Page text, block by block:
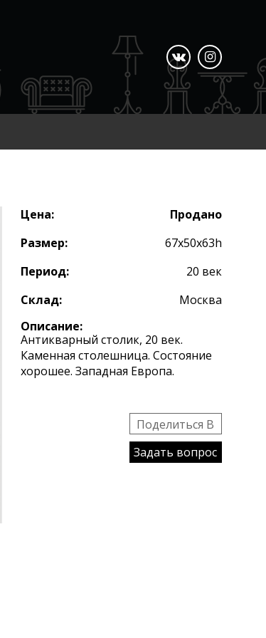
Цена:
Продано
Размер:
67х50х63h
Период:
20 век
Склад:
Москва
Описание:
Антикварный столик, 20 век.
Каменная столешница. Состояние
хорошее. Западная Европа.
Поделиться B
Задать вопрос